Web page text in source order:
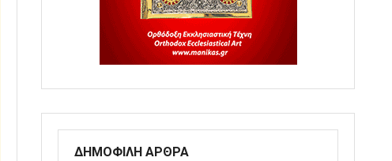
ΔΗΜΟΦΙΛΗ ΑΡΘΡΑ